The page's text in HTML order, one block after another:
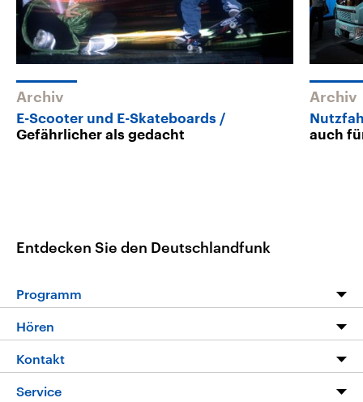
Archiv
E-Scooter und E-Skateboards
Gefährlicher als gedacht
Archiv
auch
Entdecken Sie den Deutschlandfunk
Programm
Programm
Die Nachrichten
Hören
Livestream
Kontakt
Hörerservice
Service